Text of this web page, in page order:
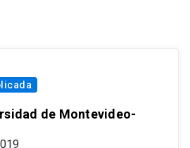
de Montevideo-